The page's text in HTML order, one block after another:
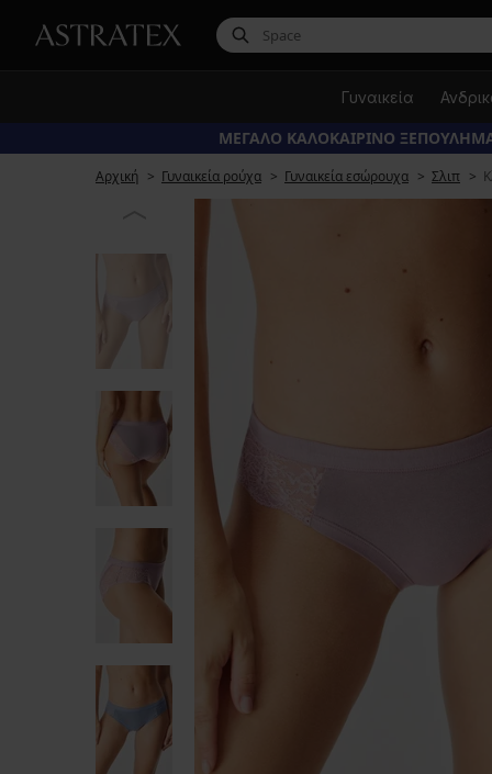
Γυναικεία
ΜΕΓΑΛΟ ΚΑΛΟΚΑΙΡΙΝΟ
Αρχική Γυναικεία ρούχα Γυναικεία εσώρουχα Σλιπ